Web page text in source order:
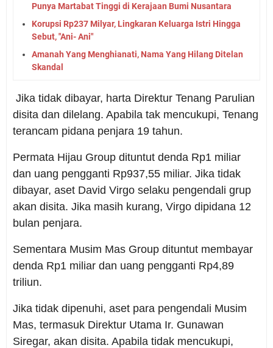
Punya Martabat Tinggi di Kerajaan Bumi Nusantara
Korupsi Rp237 Milyar, Lingkaran Keluarga Istri Hingga
Sebut, "Ani- Ani"
Amanah Yang Menghianati, Nama Yang Hilang Ditelan
Skandal
Jika tidak dibayar, harta Direktur Tenang Parulian
disita dan dilelang. Apabila tak mencukupi, Tenang
terancam pidana penjara 19 tahun.
Permata Hijau Group dituntut denda Rp1 miliar
dan uang pengganti Rp937,55 miliar. Jika tidak
dibayar, aset David Virgo selaku pengendali grup
akan disita. Jika masih kurang, Virgo dipidana 12
bulan penjara.
Sementara Musim Mas Group dituntut membayar
denda Rp1 miliar dan uang pengganti Rp4,89
triliun.
Jika tidak dipenuhi, aset para pengendali Musim
Mas, termasuk Direktur Utama Ir. Gunawan
Siregar, akan disita. Apabila tidak mencukupi,